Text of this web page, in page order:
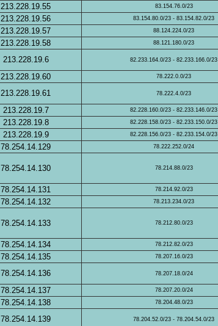
213.228.19.55 83.154.76.0/23
213.228.19.56 83.154.80.0/23 - 83.154.82.0/23
213.228.19.57 88.124.224.0/23
213.228.19.58 88.121.180.0/23
213.228.19.6 82.233.164.0/23 - 82.233.166.0/23
213.228.19.60 78.222.0.0/23
213.228.19.61 78.222.4.0/23
213.228.19.7 82.228.160.0/23 - 82.233.146.0/23
213.228.19.8 82.228.158.0/23 - 82.233.150.0/23
213.228.19.9 82.228.156.0/23 - 82.233.154.0/23
78.254.14.129 78.222.252.0/24
78.254.14.130 78.214.88.0/23
78.254.14.131 78.214.92.0/23
78.254.14.132 78.213.234.0/23
78.254.14.133 78.212.80.0/23
78.254.14.134 78.212.82.0/23
78.254.14.135 78.207.16.0/23
78.254.14.136 78.207.18.0/24
78.254.14.137 78.207.20.0/24
78.254.14.138 78.204.48.0/23
78.254.14.139 78.204.52.0/23 - 78.204.54.0/23